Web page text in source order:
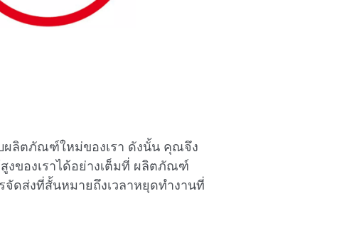
ผลิตภัณฑ์ใหม่ของเรา ดังนั้น คุณจึง
ของเราได้อย่างเต็มที่ ผลิตภัณฑ์
จัดส่งที่สั้นหมายถึงเวลาหยุดทํางานที่